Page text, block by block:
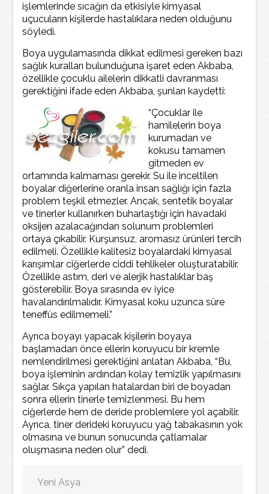
işlemlerinde sıcağın da etkisiyle kimyasal
uçucuların kişilerde hastalıklara neden olduğunu
söyledi.
Boya uygulamasında dikkat edilmesi gereken bazı
sağlık kuralları bulunduğuna işaret eden Akbaba,
özellikle çocuklu ailelerin dikkatli davranması
gerektiğini ifade eden Akbaba, şunları kaydetti:
“Çocuklar ile
hamilelerin boya
kurumadan ve
kokusu tamamen
gitmeden ev
ortamında kalmaması gerekir. Su ile inceltilen
boyalar diğerlerine oranla insan sağlığı için fazla
problem teşkil etmezler. Ancak, sentetik boyalar
ve tinerler kullanırken buharlaştığı için havadaki
oksijen azalacağından solunum problemleri
ortaya çıkabilir. Kurşunsuz, aromasız ürünleri tercih
edilmeli. Özellikle kalitesiz boyalardaki kimyasal
karışımlar ciğerlerde ciddi tehlikeler oluşturatabilir.
Özellikle astım, deri ve alerjik hastalıklar baş
gösterebilir. Boya sırasında ev iyice
havalandırılmalıdır. Kimyasal koku uzunca süre
teneffüs edilmemeli.”
Ayrıca boyayı yapacak kişilerin boyaya
başlamadan önce ellerin koruyucu bir kremle
nemlendirilmesi gerektiğini anlatan Akbaba, “Bu,
boya işleminin ardından kolay temizlik yapılmasını
sağlar. Sıkça yapılan hatalardan biri de boyadan
sonra ellerin tinerle temizlenmesi. Bu hem
ciğerlerde hem de deride problemlere yol açabilir.
Ayrıca, tiner derideki koruyucu yağ tabakasının yok
olmasına ve bunun sonucunda çatlamalar
oluşmasına neden olur” dedi.
Yeni Asya